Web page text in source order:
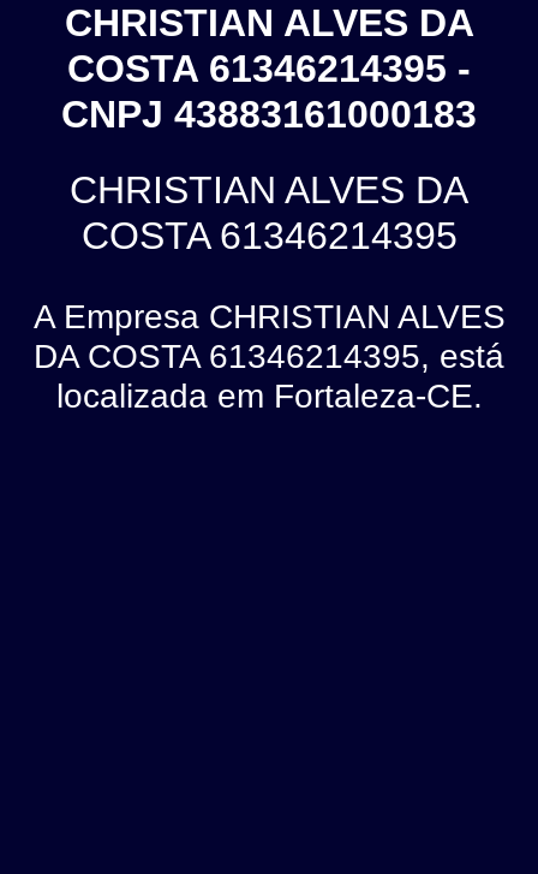
CHRISTIAN ALVES DA
COSTA 61346214395 -
CNPJ 43883161000183
CHRISTIAN ALVES DA
COSTA 61346214395
A Empresa CHRISTIAN ALVES
DA COSTA 61346214395, está
localizada em Fortaleza-CE.